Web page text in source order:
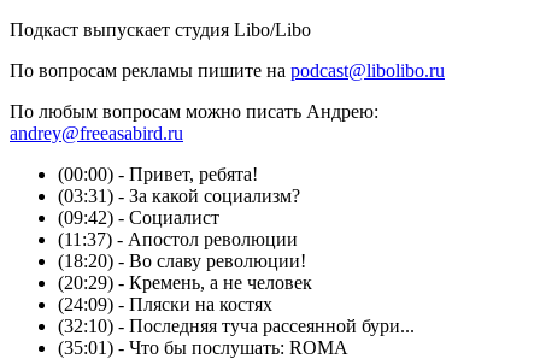
Подкаст выпускает студия Libo/Libo
По вопросам рекламы пишите на podcast@libolibo.ru
По любым вопросам можно писать Андрею:
andrey@freeasabird.ru
(00:00) - Привет, ребята!
(03:31) - За какой социализм?
(09:42) - Социалист
(11:37) - Апостол революции
(18:20) - Во славу революции!
(20:29) - Кремень, а не человек
(24:09) - Пляски на костях
(32:10) - Последняя туча рассеянной бури...
(35:01) - Что бы послушать: ROMA